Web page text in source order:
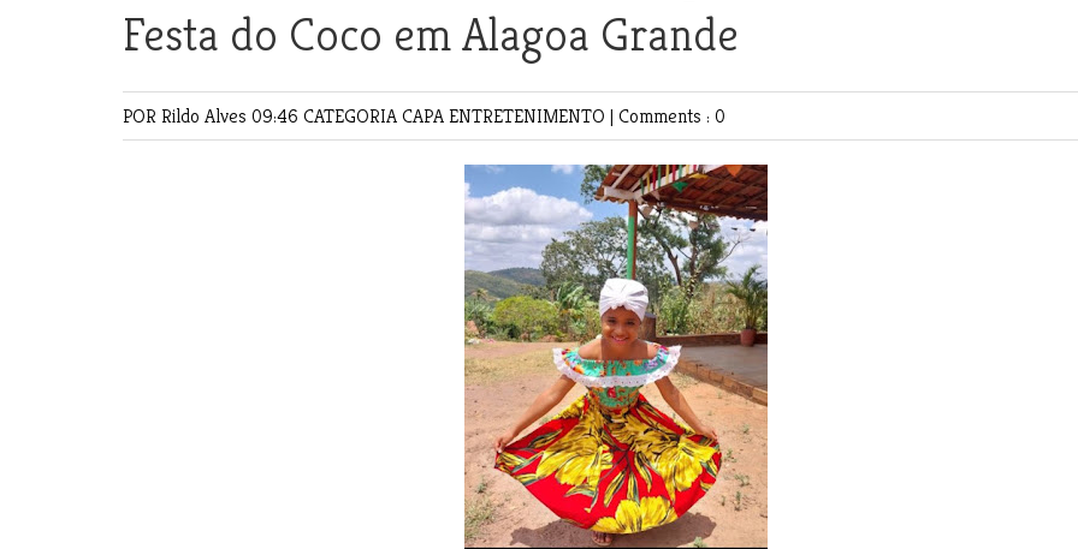
Festa do Coco em Alagoa Grande
POR Rildo Alves 09:46 CATEGORIACAPAENTRETENIMENTO | Comments : 0